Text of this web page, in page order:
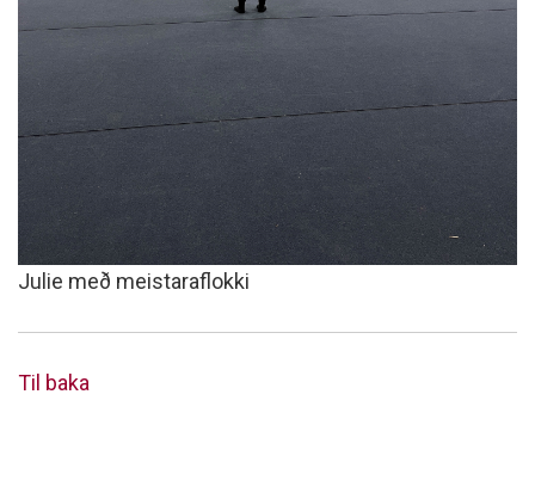
Julie með meistaraflokki
Til baka